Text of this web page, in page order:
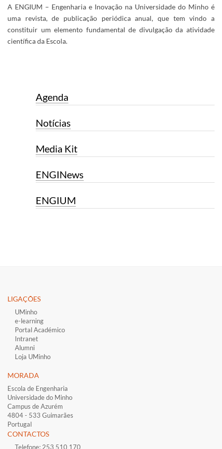
A ENGIUM – Engenharia e Inovação na Universidade do Minho é
uma revista, de publicação periódica anual, que tem vindo a
constituir um elemento fundamental de divulgação da atividade
científica da Escola.
Agenda
Notícias
Media Kit
ENGINews
ENGIUM
LIGAÇÕES​
UMinho
e-learning
Portal Académico
Intranet
Alumni
Loja UMinho
MORADA
Escola de Engenharia
Universidade do Minho
Campus de Azurém
4804 - 533 Guimarães
Portugal
CONTACTOS
Telefone: 253 510 170